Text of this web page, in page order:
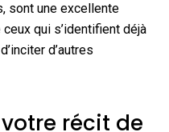
sont une excellente
qui s’identifient déjà
d’autres
récit de